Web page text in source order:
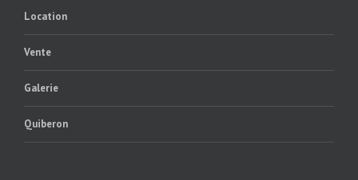
Location
Vente
Galerie
Quiberon